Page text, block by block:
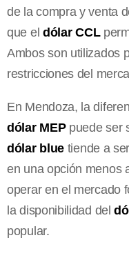
de la compra y venta
que el dólar CCL
Ambos son utilizados
restricciones del
En Mendoza, la
dólar MEPpuede ser
dólar blue tiende a
en una opción menos
operar en el mercado
la disponibilidad del
popular.